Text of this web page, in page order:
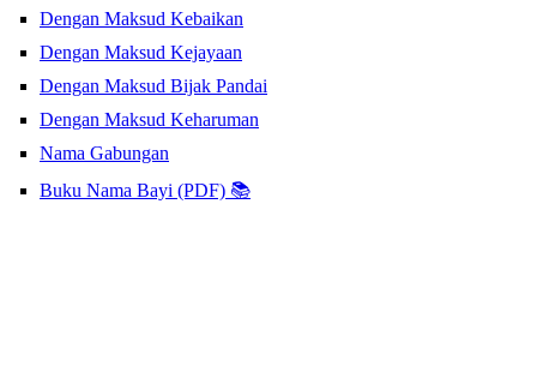
Dengan Maksud Kebaikan
Dengan Maksud Kejayaan
Dengan Maksud Bijak Pandai
Dengan Maksud Keharuman
Nama Gabungan
Buku Nama Bayi (PDF) 📚